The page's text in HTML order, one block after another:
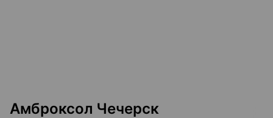
Амброксол Чечерск